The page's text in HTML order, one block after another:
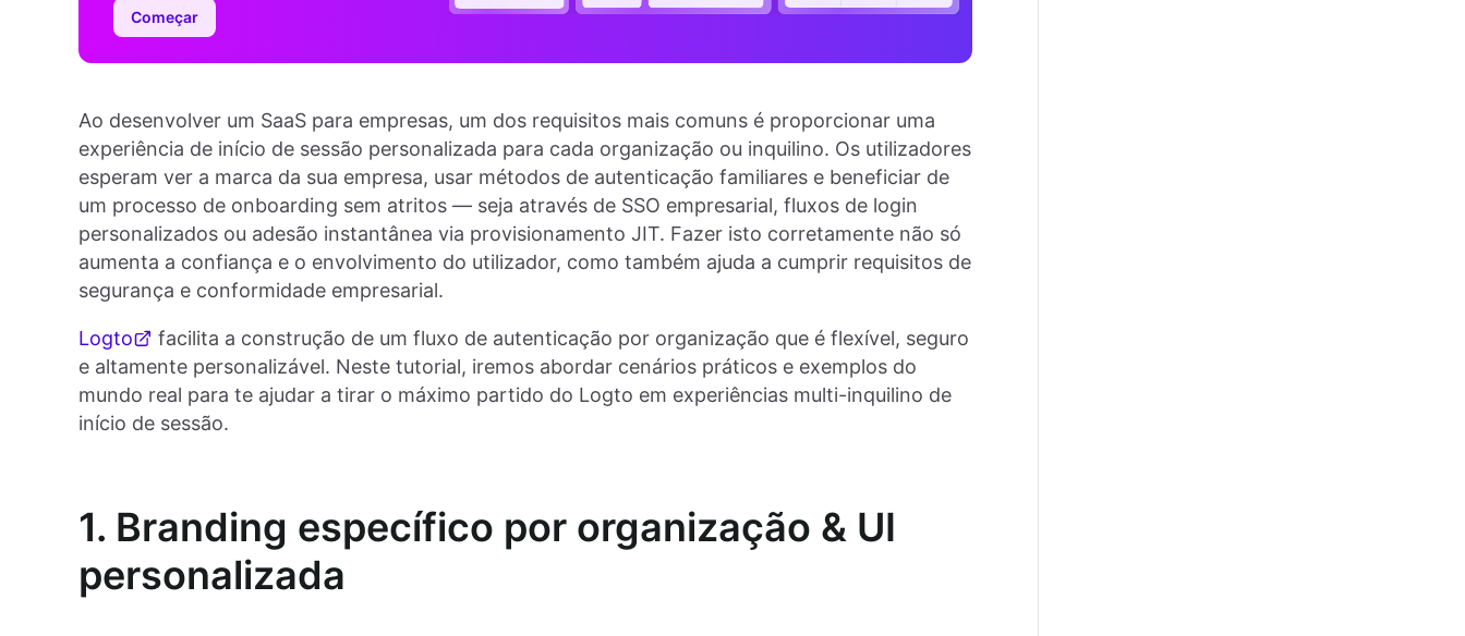
Começar
Ao desenvolver um SaaS para empresas, um dos requisitos mais comuns é proporcionar uma
experiência de início de sessão personalizada para cada organização ou inquilino. Os utilizadores
esperam ver a marca da sua empresa, usar métodos de autenticação familiares e beneficiar de
um processo de onboarding sem atritos — seja através de SSO empresarial, fluxos de login
personalizados ou adesão instantânea via provisionamento JIT. Fazer isto corretamente não só
aumenta a confiança e o envolvimento do utilizador, como também ajuda a cumprir requisitos de
segurança e conformidade empresarial.
Logto
facilita a construção de um fluxo de autenticação por organização que é flexível, seguro
e altamente personalizável. Neste tutorial, iremos abordar cenários práticos e exemplos do
mundo real para te ajudar a tirar o máximo partido do Logto em experiências multi-inquilino de
início de sessão.
1. Branding específico por organização & UI
personalizada